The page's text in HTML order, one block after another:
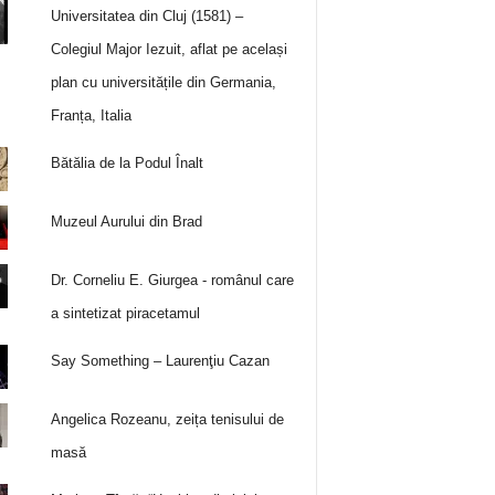
Universitatea din Cluj (1581) –
Colegiul Major Iezuit, aflat pe același
plan cu universitățile din Germania,
Franța, Italia
Bătălia de la Podul Înalt
Muzeul Aurului din Brad
Dr. Corneliu E. Giurgea - românul care
a sintetizat piracetamul
Say Something – Laurenţiu Cazan
Angelica Rozeanu, zeița tenisului de
masă